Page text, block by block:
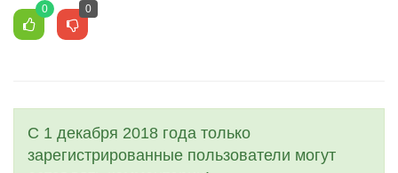
0 0
С 1 декабря 2018 года только
зарегистрированные пользователи могут